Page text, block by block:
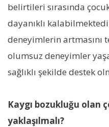
belirtileri sırasında
dayanıklı
deneyimlerin artmasını
olumsuz deneyimler
sağlıklı şekilde destek
Kaygı bozukluğu olan
yaklaşılmalı?